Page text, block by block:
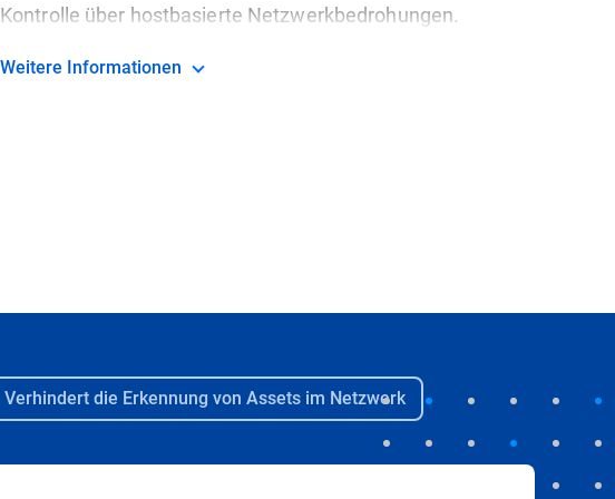
Kontrolle über hostbasierte Netzwerkbedrohungen.
Weitere Informationen
Verhindert die Erkennung von Assets im Netzwerk